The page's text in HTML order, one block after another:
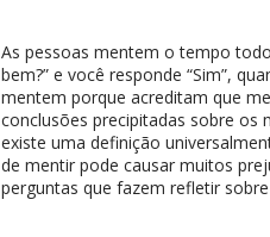
As pessoas mentem o tempo
bem?” e você responde “Sim”,
mentem porque acreditam que
conclusões precipitadas sobre os
existe uma definição
de mentir pode causar muitos
perguntas que fazem refletir